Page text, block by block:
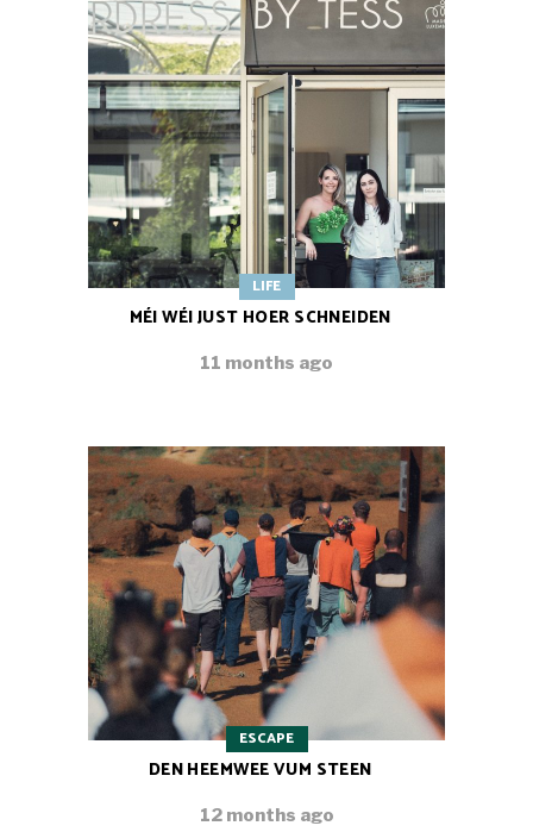
LIFE
MÉI WÉI JUST HOER SCHNEIDEN
11 months ago
ESCAPE
DEN HEEMWEE VUM STEEN
12 months ago